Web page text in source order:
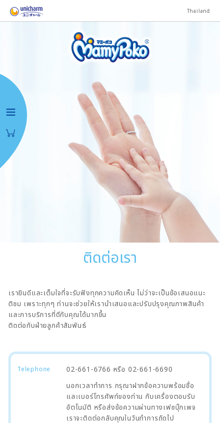
Thailand
ติดต่อเรา
เรายินดีและเต็มใจที่จะรับฟังทุกความคิดเห็น ไม่ว่าจะเป็นข้อเสนอแนะ
ติชม เพราะทุกๆ ท่านจะช่วยให้เรานำเสนอและปรับปรุงคุณภาพสินค้า
และการบริการที่ดีกับคุณได้มากขึ้น
ติดต่อกับฝ่ายลูกค้าสัมพันธ์
Telephone
02-661-6766 หรือ 02-661-6690
นอกเวลาทำการ กรุณาฝากข้อความพร้อมชื่อ
และเบอร์โทรศัพท์ของท่าน กับเครื่องตอบรับ
อัตโนมัติ หรือส่งข้อความผ่านทางเฟซบุ๊กเพจ
เราจะติดต่อกลับคุณในวันทำการถัดไป